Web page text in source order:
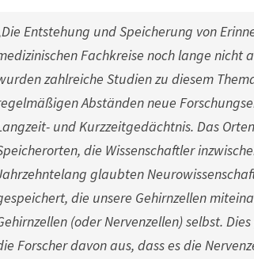
Entstehung und Speicherung von
Fachkreise noch lange nicht
zahlreiche Studien zu diesem
Abständen neue
und Kurzzeitgedächtnis. Das
die Wissenschaftler
glaubten
die unsere Gehirnzellen
(oder Nervenzellen) selbst.
Forscher davon aus, dass es die